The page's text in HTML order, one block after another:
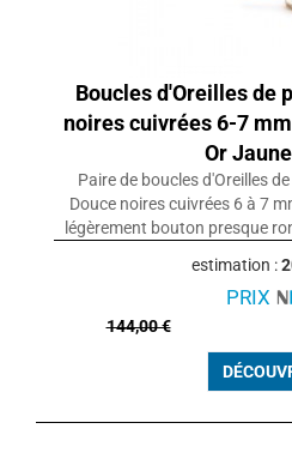
Boucles d'Oreilles de
noires cuivrées 6-7
Or
Paire de boucles d'Oreilles
Douce noires cuivrées 6 à 7
légèrement bouton presque
estimation :
PRIX
144,00 €